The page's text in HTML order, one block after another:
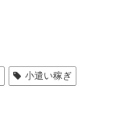
小遣い稼ぎ